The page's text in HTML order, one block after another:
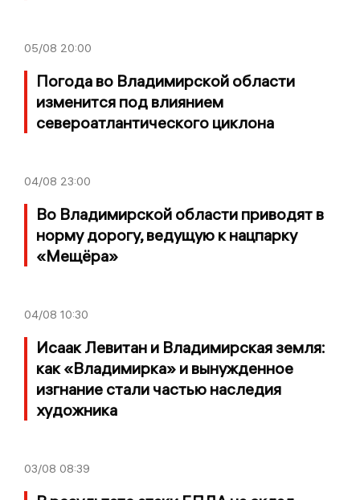
05/08 20:00
Погода во Владимирской области
изменится под влиянием
североатлантического циклона
04/08 23:00
Во Владимирской области приводят в
норму дорогу, ведущую к нацпарку
«Мещёра»
04/08 10:30
Исаак Левитан и Владимирская земля:
как «Владимирка» и вынужденное
изгнание стали частью наследия
художника
03/08 08:39